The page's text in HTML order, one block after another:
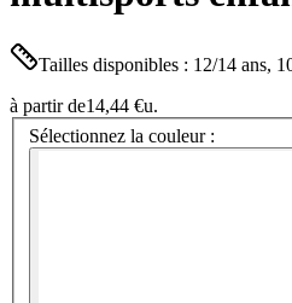
Tailles disponibles : 12/14 ans,
à partir de14,44 €u.
Sélectionnez la couleur :